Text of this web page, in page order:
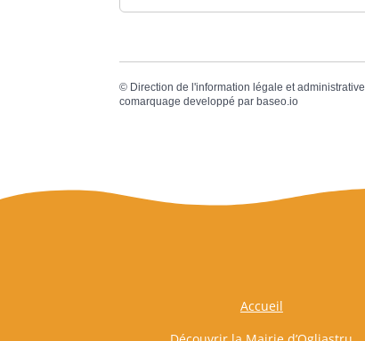
© Direction de l'information légale et administrative
comarquage developpé par baseo.io
Accueil